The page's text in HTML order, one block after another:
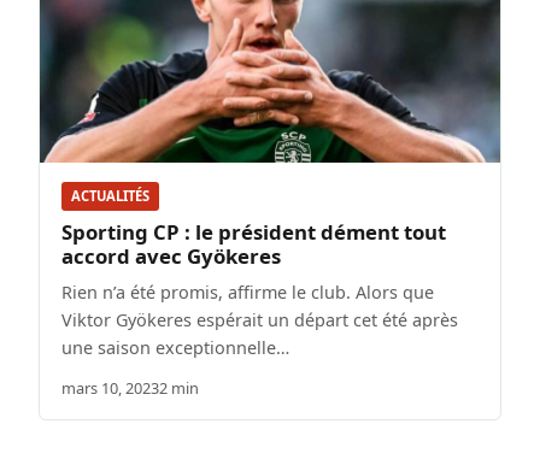
ACTUALITÉS
Sporting CP : le président dément tout
accord avec Gyökeres
Rien n’a été promis, affirme le club. Alors que
Viktor Gyökeres espérait un départ cet été après
une saison exceptionnelle…
mars 10, 20232 min